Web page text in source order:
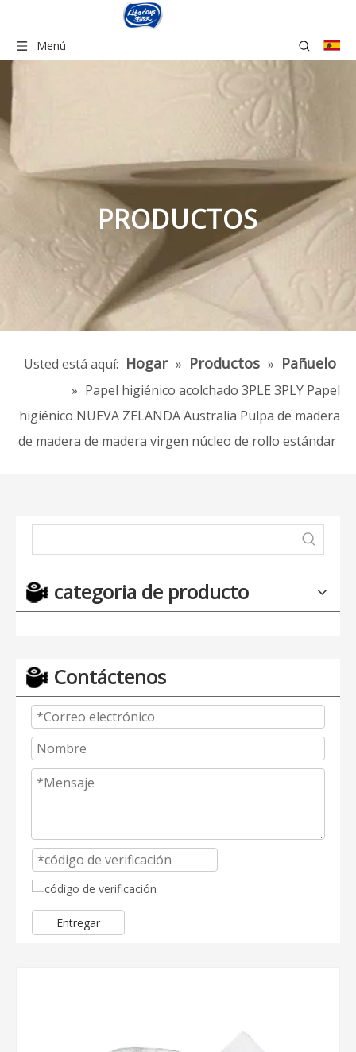
Menú
PRODUCTOS
Usted está aquí: Hogar » Productos » Pañuelo
» Papel higiénico acolchado 3PLE 3PLY Papel
higiénico NUEVA ZELANDA Australia Pulpa de madera
de madera de madera virgen núcleo de rollo estándar
categoria de producto
Contáctenos
Entregar